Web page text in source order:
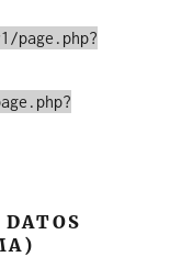
page.php?